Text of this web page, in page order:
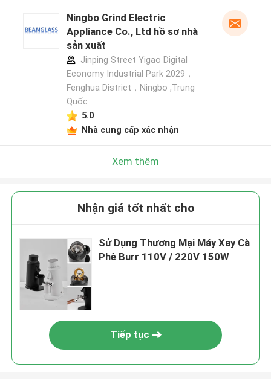
Ningbo Grind Electric
Appliance Co., Ltd hồ sơ nhà
sản xuất
Jinping Street Yigao Digital
Economy Industrial Park 2029，
Fenghua District，Ningbo ,Trung
Quốc
5.0
Nhà cung cấp xác nhận
Xem thêm
Nhận giá tốt nhất cho
Sử Dụng Thương Mại Máy Xay Cà
Phê Burr 110V / 220V 150W
Tiếp tục